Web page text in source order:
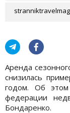
Аренда
снизилась
годом. Об
федерации
Бондаренко.